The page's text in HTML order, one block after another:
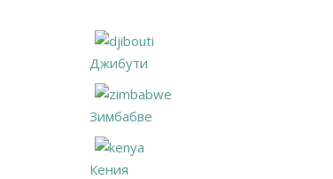
Джибути
Зимбабве
Кения